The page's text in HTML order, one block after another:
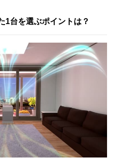
1台を選ぶポイントは？